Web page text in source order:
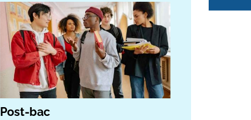
Post-bac